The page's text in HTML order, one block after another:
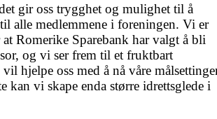
gir oss trygghet og mulighet til å
alle medlemmene i foreningen. Vi er
Romerike Sparebank har valgt å bli
og vi ser frem til et fruktbart
hjelpe oss med å nå våre
kan vi skape enda større idrettsglede i